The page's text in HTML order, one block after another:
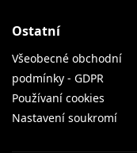
Ostatní
Všeobecné obchodní
podmínky - GDPR
Používaní cookies
Nastavení soukromí